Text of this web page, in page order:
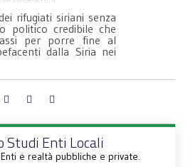
rifugiati siriani senza
politico credibile che
per porre fine al
dalla Siria nei
Studi Enti Locali
e realtà pubbliche e private.